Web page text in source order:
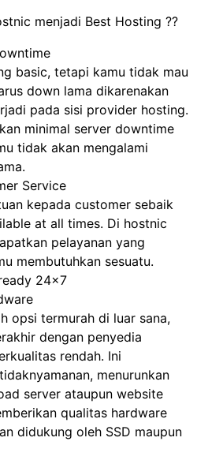
menjadi Best Hosting ??
basic, tetapi kamu tidak mau
down lama dikarenakan
pada sisi provider hosting.
minimal server downtime
tidak akan mengalami
Service
kepada customer sebaik
at all times. Di hostnic
pelayanan yang
membutuhkan sesuatu.
24×7
opsi termurah di luar sana,
dengan penyedia
rendah. Ini
menurunkan
server ataupun website
qualitas hardware
didukung oleh SSD maupun